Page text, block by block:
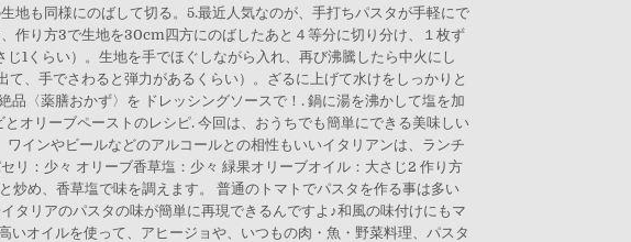
地も同様にのばして切る。5.最近人気なのが、手打ちパスタが手軽にで
作り方3で生地を30cm四方にのばしたあと４等分に切り分け、１枚ず
1くらい）。生地を手でほぐしながら入れ、再び沸騰したら中火にし
、手でさわると弾力があるくらい）。ざるに上げて水けをしっかりと
〈薬膳おかず〉を ドレッシングソースで！. 鍋に湯を沸かして塩を加
オリーブペーストのレシピ. 今回は、おうちでも簡単にできる美味しい
インやビールなどのアルコールとの相性もいいイタリアンは、ランチ
リ：少々 オリーブ香草塩：少々 緑果オリーブオイル：大さじ2 作り方
め、香草塩で味を調えます。 普通のトマトでパスタを作る事は多い
タリアのパスタの味が簡単に再現できるんですよ♪和風の味付けにもマ
オイルを使って、アヒージョや、いつもの肉・魚・野菜料理、パスタ